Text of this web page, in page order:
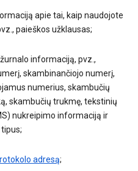
apie tai, kaip naudojote
paieškos užklausas;
informaciją, pvz.,
skambinančiojo numerį,
numerius, skambučių
skambučių trukmę, tekstinių
nukreipimo informaciją ir
adresą;